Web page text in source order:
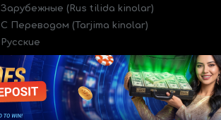
Зарубежные (Rus tilida kinolar)
C Переводом (Tarjima kinolar)
Русские
Трейлеры (Treylerlar)